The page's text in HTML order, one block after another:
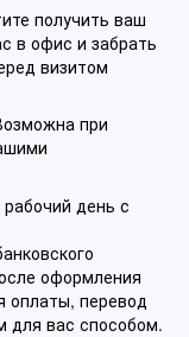
получить ваш
в офис и забрать
визитом
при
день с
оформления
оплаты, перевод
вас способом.